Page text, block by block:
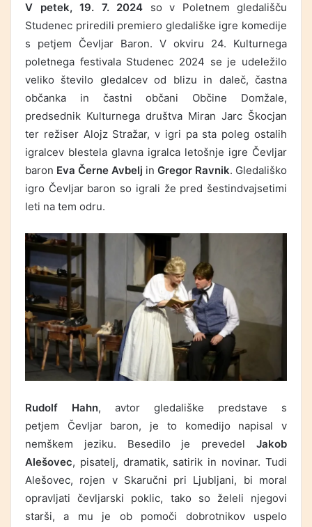
V petek, 19. 7. 2024 so v Poletnem gledališču
Studenec priredili premiero gledališke igre komedije
s petjem Čevljar Baron. V okviru 24. Kulturnega
poletnega festivala Studenec 2024 se je udeležilo
veliko število gledalcev od blizu in daleč, častna
občanka in častni občani Občine Domžale,
predsednik Kulturnega društva Miran Jarc Škocjan
ter režiser Alojz Stražar, v igri pa sta poleg ostalih
igralcev blestela glavna igralca letošnje igre Čevljar
baron Eva Černe Avbelj in Gregor Ravnik. Gledališko
igro Čevljar baron so igrali že pred šestindvajsetimi
leti na tem odru.
Rudolf Hahn, avtor gledališke predstave s
petjem Čevljar baron, je to komedijo napisal v
nemškem jeziku. Besedilo je prevedel Jakob
Alešovec, pisatelj, dramatik, satirik in novinar. Tudi
Alešovec, rojen v Skaručni pri Ljubljani, bi moral
opravljati čevljarski poklic, tako so želeli njegovi
starši, a mu je ob pomoči dobrotnikov uspelo